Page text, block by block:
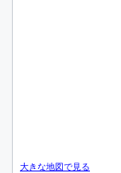
大きな地図で見る